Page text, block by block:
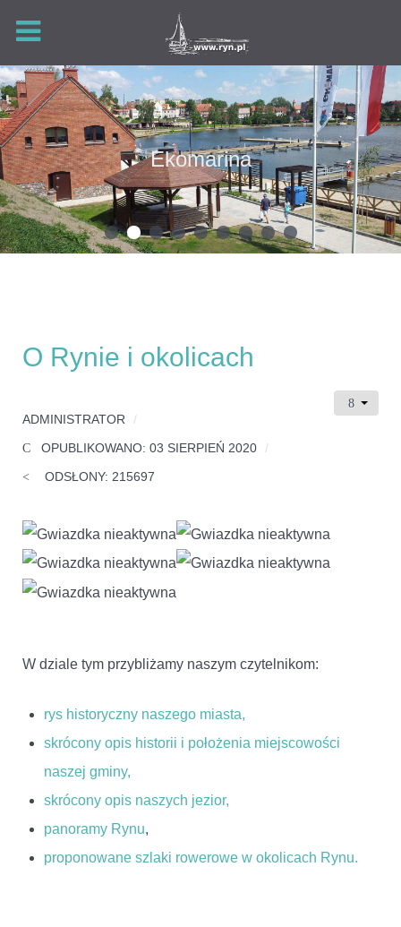
Ekomarina
O Rynie i okolicach
ADMINISTRATOR
OPUBLIKOWANO: 03 SIERPIEŃ 2020
ODSŁONY: 215697
W dziale tym przybliżamy naszym czytelnikom:
rys historyczny naszego miasta,
skrócony opis historii i położenia miejscowości
naszej gminy,
skrócony opis naszych jezior,
panoramy Rynu,
proponowane szlaki rowerowe w okolicach Rynu.